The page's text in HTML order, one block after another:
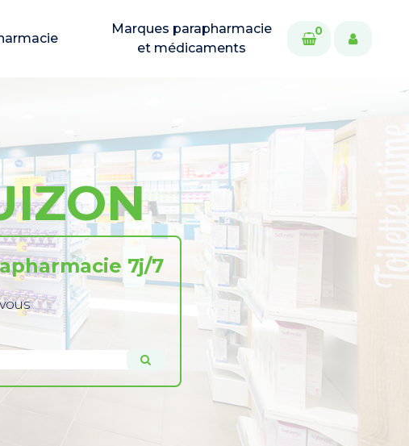
Marques parapharmacie
et médicaments
0
7j/7